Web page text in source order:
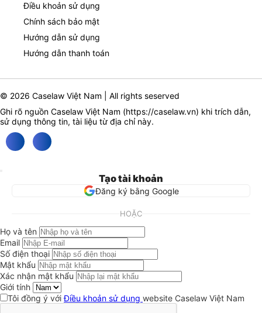
Điều khoản sử dụng
Chính sách bảo mật
Hướng dẫn sử dụng
Hướng dẫn thanh toán
© 2026 Caselaw Việt Nam | All rights seserved
Ghi rõ nguồn Caselaw Việt Nam (https://caselaw.vn) khi trích dẫn,
sử dụng thông tin, tài liệu từ địa chỉ này.
Tạo tài khoản
Đăng ký bằng Google
HOẶC
Họ và tên
Email
Số điện thoại
Mật khẩu
Xác nhận mật khẩu
Giới tính
Tôi đồng ý vớiĐiều khoản sử dụng website Caselaw Việt Nam